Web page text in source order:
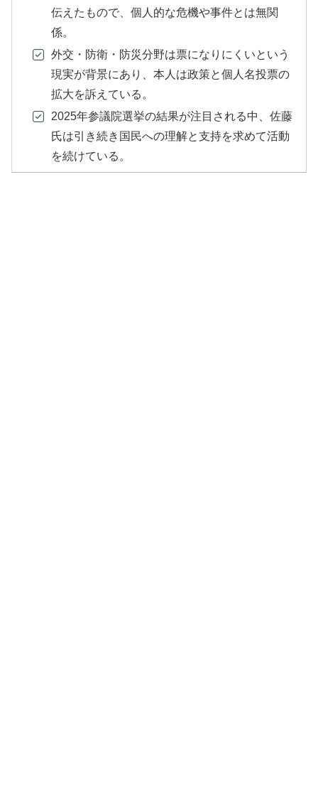
伝えたもので、個人的な危機や事件とは無関
係。
外交・防衛・防災分野は票になりにくいという
現実が背景にあり、本人は政策と個人名投票の
拡大を訴えている。
2025年参議院選挙の結果が注目される中、佐藤
氏は引き続き国民への理解と支持を求めて活動
を続けている。